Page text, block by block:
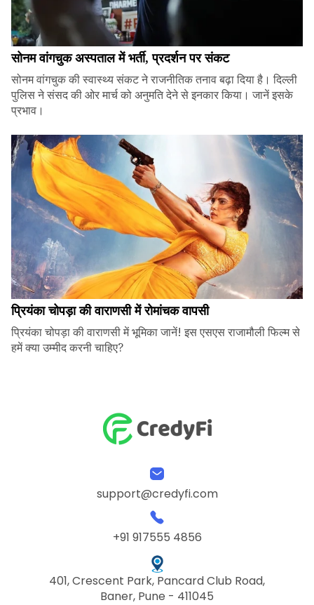
सोनम वांगचुक अस्पताल में भर्ती, प्रदर्शन पर संकट
सोनम वांगचुक की स्वास्थ्य संकट ने राजनीतिक तनाव बढ़ा दिया है। दिल्ली
पुलिस ने संसद की ओर मार्च को अनुमति देने से इनकार किया। जानें इसके
प्रभाव।
प्रियंका चोपड़ा की वाराणसी में रोमांचक वापसी
प्रियंका चोपड़ा की वाराणसी में भूमिका जानें! इस एसएस राजामौली फिल्म से
हमें क्या उम्मीद करनी चाहिए?
support@credyfi.com
+91 917555 4856
401, Crescent Park, Pancard Club Road,
Baner, Pune - 411045